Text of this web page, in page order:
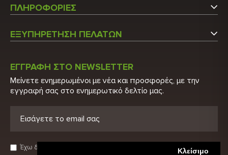
Κλείσιμο
Άγιος Στέφανος Αττικής
Τ.Κ.: 14565
Τ: 210 2848522
E: info@biohygeia.gr
ΠΛΗΡΟΦΟΡΙΕΣ
Κατάλογος
Πιστοποιητικά
Πολιτική Απορρήτου
Όροι χρήσης
ΕΞΥΠΗΡΕΤΗΣΗ ΠΕΛΑΤΩΝ
Νέα Προϊόντα
ΕΓΓΡΑΦΗ ΣΤΟ NEWSLETTER
Μείνετε ενημερωμένοι με νέα και προσφορές, με την
εγγραφή σας στο ενημερωτικό δελτίο μας.
Έχω διαβάσει και αποδέχομαι τους